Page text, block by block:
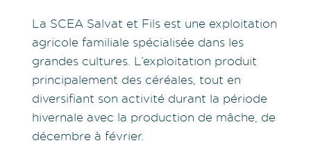
La SCEA Salvat et Fils est une exploitation
agricole familiale spécialisée dans les
grandes cultures. L’exploitation produit
principalement des céréales, tout en
diversifiant son activité durant la période
hivernale avec la production de mâche, de
décembre à février.